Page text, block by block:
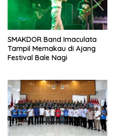
SMAKDOR Band Imaculata
Tampil Memakau di Ajang
Festival Bale Nagi